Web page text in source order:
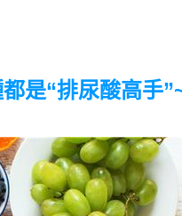
是“排尿酸高手